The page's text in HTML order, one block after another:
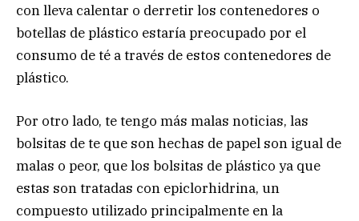
con lleva calentar o derretir los contenedores o
botellas de plástico estaría preocupado por el
consumo de té a través de estos contenedores de
plástico.
Por otro lado, te tengo más malas noticias, las
bolsitas de te que son hechas de papel son igual de
malas o peor, que los bolsitas de plástico ya que
estas son tratadas con epiclorhidrina, un
compuesto utilizado principalmente en la